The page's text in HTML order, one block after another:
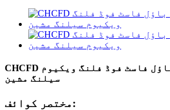
CHCFD سیریز کپ اور باؤل فاسٹ فوڈ فلنگ ویکیوم
سیلنگ مشین
مختصر کوائف: